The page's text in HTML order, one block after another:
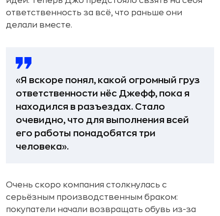
ответственность за всё, что раньше они
делали вместе.
«Я вскоре понял, какой огромный груз
ответственности нёс Джефф, пока я
находился в разъездах. Стало
очевидно, что для выполнения всей
его работы понадобятся три
человека».
Очень скоро компания столкнулась с
серьёзным производственным браком:
покупатели начали возвращать обувь из-за